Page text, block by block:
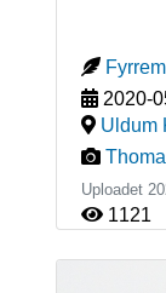
2020-
Uldum
Uploadet
1121